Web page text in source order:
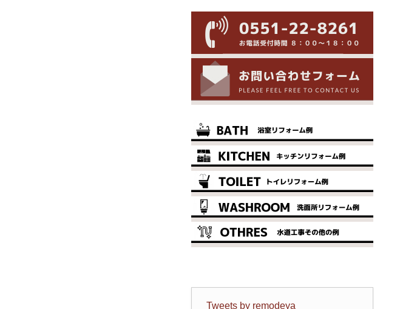
Tweets by remodeya